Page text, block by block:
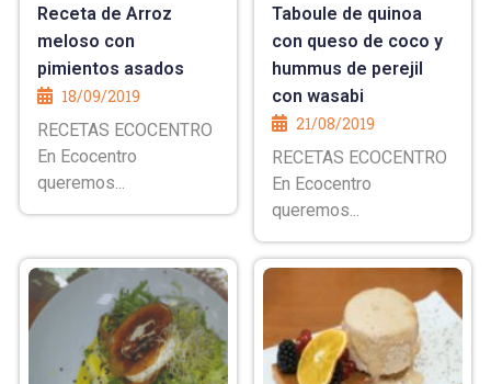
Receta de Arroz
meloso con
pimientos asados
18/09/2019
RECETAS ECOCENTRO
En Ecocentro
queremos...
Taboule de quinoa
con queso de coco y
hummus de perejil
con wasabi
21/08/2019
RECETAS ECOCENTRO
En Ecocentro
queremos...